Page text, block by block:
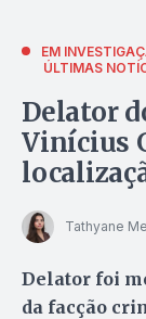
EM
ÚLTIMAS
Delator
Vinícius
Tathyane
Delator foi
da facção